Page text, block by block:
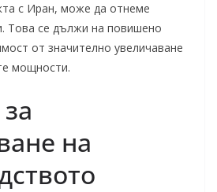
с Иран, може да отнеме
Това се дължи на повишено
от значително увеличаване
мощности.
на